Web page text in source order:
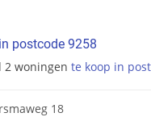
postcode 9258
2 woningen te koop in
18